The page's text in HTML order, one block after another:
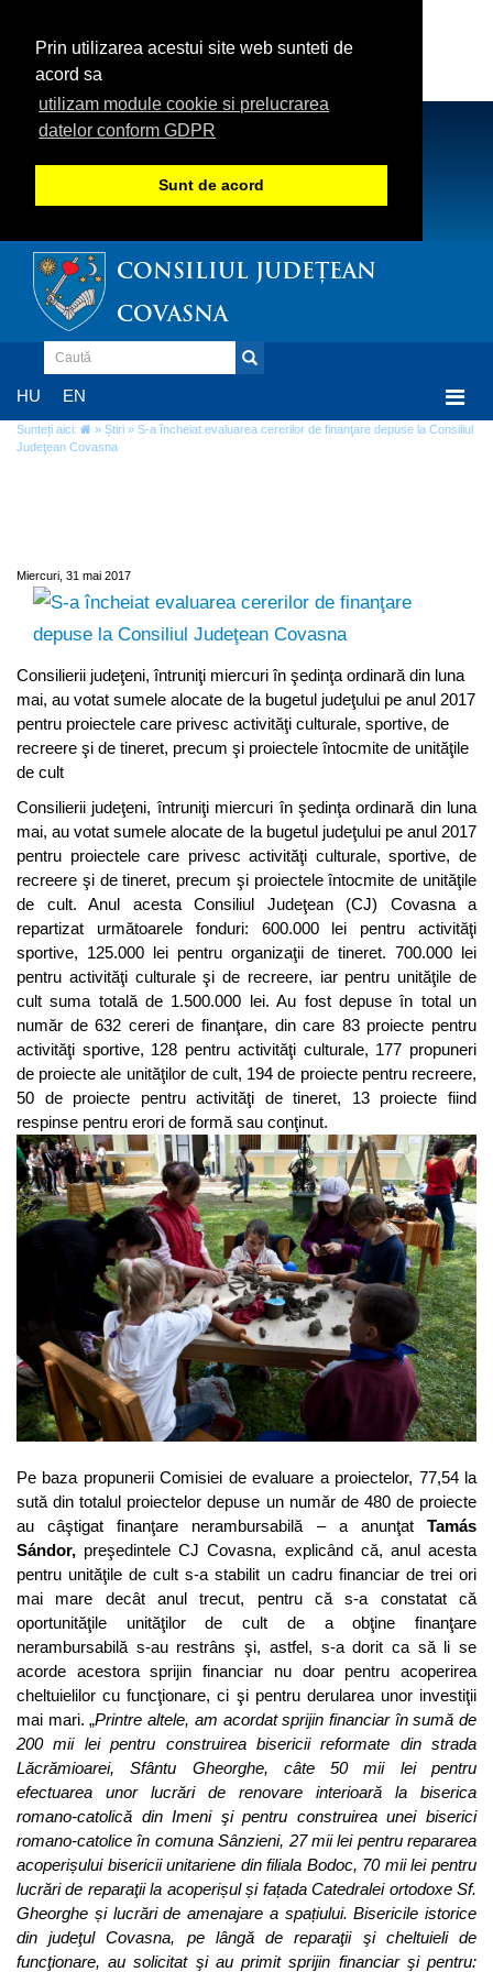
Prin utilizarea acestui site web sunteti de
acord sa
utilizam module cookie si prelucrarea
datelor conform GDPR
Sunt de acord
CONSILIUL JUDEȚEAN
COVASNA
HU EN
Sunteți aici: » Știri » S-a încheiat evaluarea cererilor de finanţare depuse la Consiliul
Judeţean Covasna
Miercuri, 31 mai 2017
Consilierii judeţeni, întruniţi miercuri în şedinţa ordinară din luna
mai, au votat sumele alocate de la bugetul judeţului pe anul 2017
pentru proiectele care privesc activităţi culturale, sportive, de
recreere şi de tineret, precum şi proiectele întocmite de unităţile
de cult
Consilierii judeţeni, întruniţi miercuri în şedinţa ordinară din luna
mai, au votat sumele alocate de la bugetul judeţului pe anul 2017
pentru proiectele care privesc activităţi culturale, sportive, de
recreere şi de tineret, precum şi proiectele întocmite de unităţile
de cult. Anul acesta Consiliul Judeţean (CJ) Covasna a
repartizat următoarele fonduri: 600.000 lei pentru activităţi
sportive, 125.000 lei pentru organizaţii de tineret. 700.000 lei
pentru activităţi culturale şi de recreere, iar pentru unităţile de
cult suma totală de 1.500.000 lei. Au fost depuse în total un
număr de 632 cereri de finanţare, din care 83 proiecte pentru
activităţi sportive, 128 pentru activităţi culturale, 177 propuneri
de proiecte ale unităţilor de cult, 194 de proiecte pentru recreere,
50 de proiecte pentru activităţi de tineret, 13 proiecte fiind
respinse pentru erori de formă sau conţinut.
Pe baza propunerii Comisiei de evaluare a proiectelor, 77,54 la
sută din totalul proiectelor depuse un număr de 480 de proiecte
au câştigat finanţare nerambursabilă – a anunţat Tamás
Sándor, preşedintele CJ Covasna, explicând că, anul acesta
pentru unităţile de cult s-a stabilit un cadru financiar de trei ori
mai mare decât anul trecut, pentru că s-a constatat că
oportunităţile unităţilor de cult de a obţine finanţare
nerambursabilă s-au restrâns şi, astfel, s-a dorit ca să li se
acorde acestora sprijin financiar nu doar pentru acoperirea
cheltuielilor cu funcţionare, ci şi pentru derularea unor investiţii
mai mari. „Printre altele, am acordat sprijin financiar în sumă de
200 mii lei pentru construirea bisericii reformate din strada
Lăcrămioarei, Sfântu Gheorghe, câte 50 mii lei pentru
efectuarea unor lucrări de renovare interioară la biserica
romano-catolică din Imeni şi pentru construirea unei biserici
romano-catolice în comuna Sânzieni, 27 mii lei pentru repararea
acoperișului bisericii unitariene din filiala Bodoc, 70 mii lei pentru
lucrări de reparaţii la acoperișul și fațada Catedralei ortodoxe Sf.
Gheorghe și lucrări de amenajare a spațiului. Bisericile istorice
din judeţul Covasna, pe lângă de reparaţii şi cheltuieli de
funcţionare, au solicitat şi au primit sprijin financiar şi pentru: